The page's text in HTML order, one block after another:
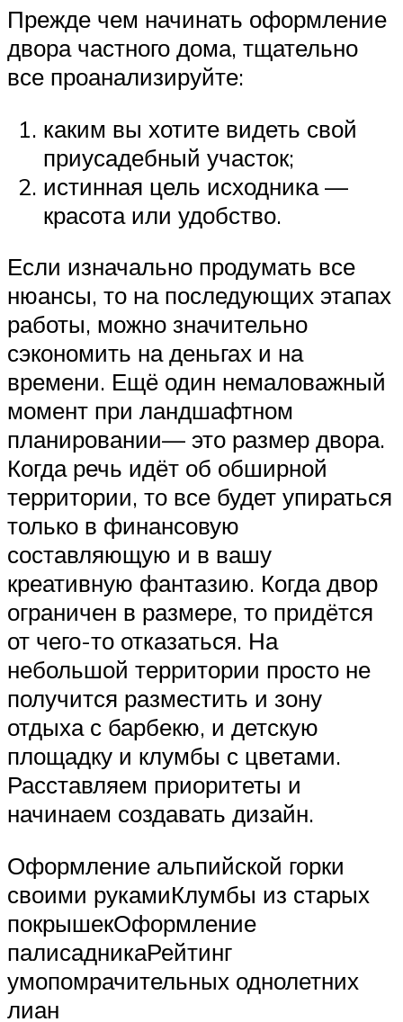
Прежде чем начинать оформление
двора частного дома, тщательно
все проанализируйте:
каким вы хотите видеть свой
приусадебный участок;
истинная цель исходника —
красота или удобство.
Если изначально продумать все
нюансы, то на последующих этапах
работы, можно значительно
сэкономить на деньгах и на
времени. Ещё один немаловажный
момент при ландшафтном
планировании— это размер двора.
Когда речь идёт об обширной
территории, то все будет упираться
только в финансовую
составляющую и в вашу
креативную фантазию. Когда двор
ограничен в размере, то придётся
от чего-то отказаться. На
небольшой территории просто не
получится разместить и зону
отдыха с барбекю, и детскую
площадку и клумбы с цветами.
Расставляем приоритеты и
начинаем создавать дизайн.
Оформление альпийской горки
своими рукамиКлумбы из старых
покрышекОформление
палисадникаРейтинг
умопомрачительных однолетних
лиан